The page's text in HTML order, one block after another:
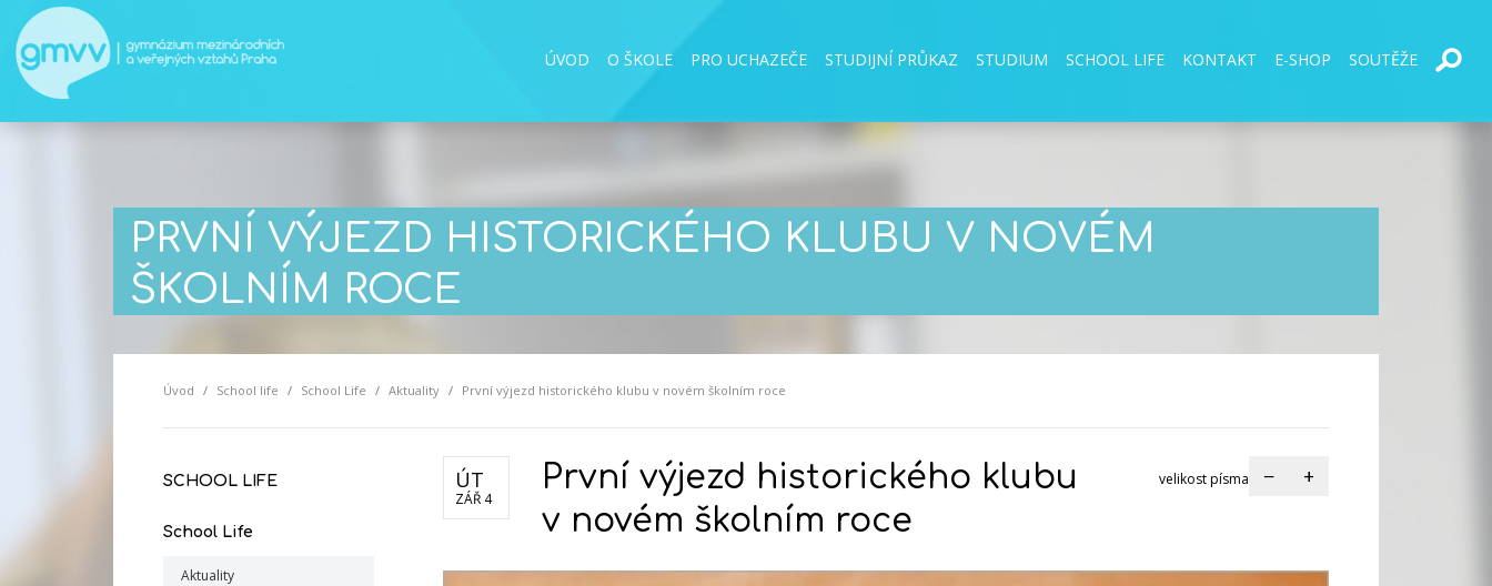
ÚVOD O ŠKOLE PRO UCHAZEČE STUDIJNÍ PRŮKAZ STUDIUM SCHOOL LIFE KONTAKT E-SHOP SOUTĚŽE
PRVNÍ VÝJEZD HISTORICKÉHO KLUBU V NOVÉM
ŠKOLNÍM ROCE
Úvod School life School Life Aktuality První výjezd historického klubu v novém školním roce
SCHOOL LIFE
School Life
Aktuality
ÚT
ZÁŘ 4
První výjezd historického klubu
v novém školním roce
velikost písma − +